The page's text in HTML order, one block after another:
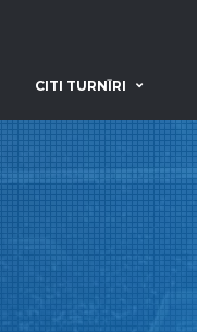
CITI TURNĪRI